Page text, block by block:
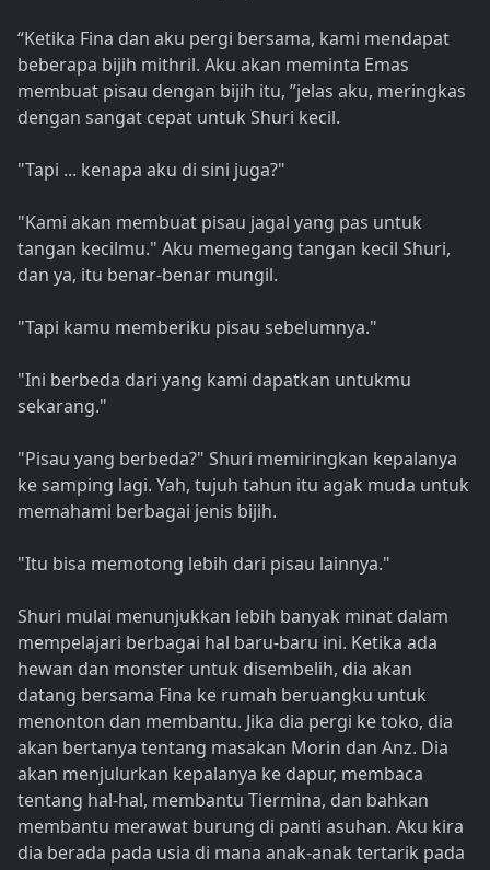
“Ketika Fina dan aku pergi bersama, kami mendapat
beberapa bijih mithril. Aku akan meminta Emas
membuat pisau dengan bijih itu, ”jelas aku, meringkas
dengan sangat cepat untuk Shuri kecil.
"Tapi ... kenapa aku di sini juga?"
"Kami akan membuat pisau jagal yang pas untuk
tangan kecilmu." Aku memegang tangan kecil Shuri,
dan ya, itu benar-benar mungil.
"Tapi kamu memberiku pisau sebelumnya."
"Ini berbeda dari yang kami dapatkan untukmu
sekarang."
"Pisau yang berbeda?" Shuri memiringkan kepalanya
ke samping lagi. Yah, tujuh tahun itu agak muda untuk
memahami berbagai jenis bijih.
"Itu bisa memotong lebih dari pisau lainnya."
Shuri mulai menunjukkan lebih banyak minat dalam
mempelajari berbagai hal baru-baru ini. Ketika ada
hewan dan monster untuk disembelih, dia akan
datang bersama Fina ke rumah beruangku untuk
menonton dan membantu. Jika dia pergi ke toko, dia
akan bertanya tentang masakan Morin dan Anz. Dia
akan menjulurkan kepalanya ke dapur, membaca
tentang hal-hal, membantu Tiermina, dan bahkan
membantu merawat burung di panti asuhan. Aku kira
dia berada pada usia di mana anak-anak tertarik pada